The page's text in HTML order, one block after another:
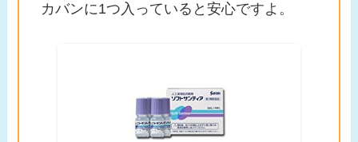
カバンに1つ入っていると安心ですよ。